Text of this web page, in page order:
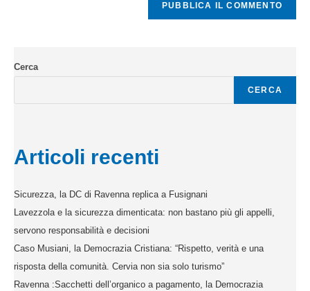
Cerca
CERCA
Articoli recenti
Sicurezza, la DC di Ravenna replica a Fusignani
Lavezzola e la sicurezza dimenticata: non bastano più gli appelli,
servono responsabilità e decisioni
Caso Musiani, la Democrazia Cristiana: “Rispetto, verità e una
risposta della comunità. Cervia non sia solo turismo”
Ravenna :Sacchetti dell’organico a pagamento, la Democrazia